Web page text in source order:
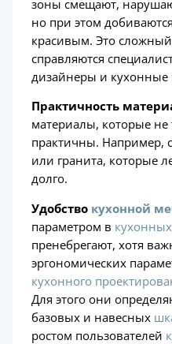
зоны смещают,
но при этом
красивым. Это
справляются
дизайнеры и
Практичность
материалы, которые
практичны. Например,
или гранита, которые
долго.
Удобство кухонной
параметром в
пренебрегают, хотя
эргономических
кухонного
Для этого они
базовых и навесных
ростом пользователей